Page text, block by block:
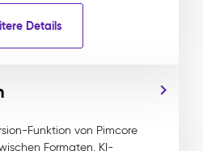
Details
Funktion von Pimcore
Formaten, KI-